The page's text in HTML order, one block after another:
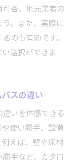
否、地元業者の
。また、実際に
のも有効です。
選択ができま
スの違い
いを体感できる
使い勝手、設備
えば、壁や床材
手など、カタロ